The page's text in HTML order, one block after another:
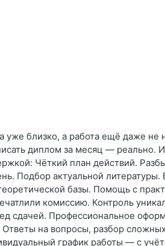
близко, а работа ещё даже не
диплом за месяц — реально.
Чёткий план действий.
Подбор актуальной
базы. Помощь с
комиссию. Контроль
сдачей. Профессиональное
на вопросы, разбор
график работы — с